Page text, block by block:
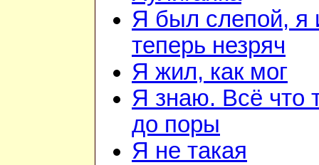
Я был слепой, я
теперь незряч
Я жил, как мог
Я знаю. Всё что
до поры
Я не такая